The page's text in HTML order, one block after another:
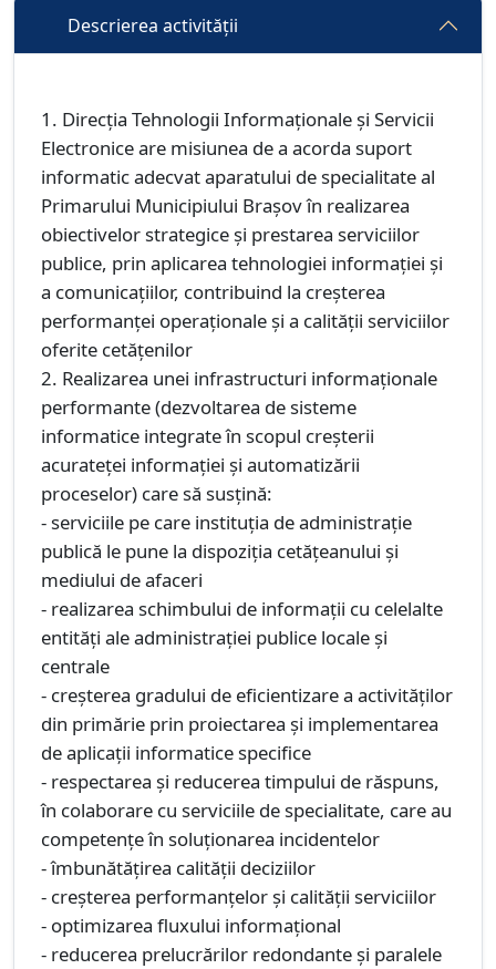
Descrierea activității
1. Direcţia Tehnologii Informaţionale şi Servicii
Electronice are misiunea de a acorda suport
informatic adecvat aparatului de specialitate al
Primarului Municipiului Braşov în realizarea
obiectivelor strategice şi prestarea serviciilor
publice, prin aplicarea tehnologiei informaţiei şi
a comunicaţiilor, contribuind la creşterea
performanţei operaţionale şi a calităţii serviciilor
oferite cetăţenilor
2. Realizarea unei infrastructuri informaţionale
performante (dezvoltarea de sisteme
informatice integrate în scopul creşterii
acurateţei informaţiei şi automatizării
proceselor) care să susţină:
- serviciile pe care instituţia de administraţie
publică le pune la dispoziţia cetăţeanului şi
mediului de afaceri
- realizarea schimbului de informaţii cu celelalte
entităţi ale administraţiei publice locale şi
centrale
- creşterea gradului de eficientizare a activităţilor
din primărie prin proiectarea şi implementarea
de aplicaţii informatice specifice
- respectarea și reducerea timpului de răspuns,
în colaborare cu serviciile de specialitate, care au
competențe în soluționarea incidentelor
- îmbunătăţirea calităţii deciziilor
- creşterea performanţelor şi calităţii serviciilor
- optimizarea fluxului informaţional
- reducerea prelucrărilor redondante şi paralele